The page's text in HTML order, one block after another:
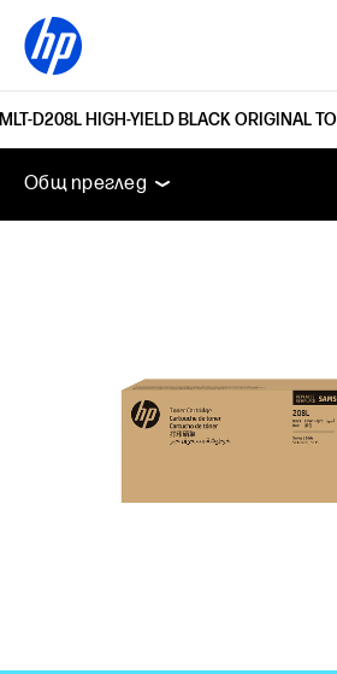
D208L HIGH-YIELD BLACK ORIGINAL
Общ преглед
Поддръжка
Общ преглед